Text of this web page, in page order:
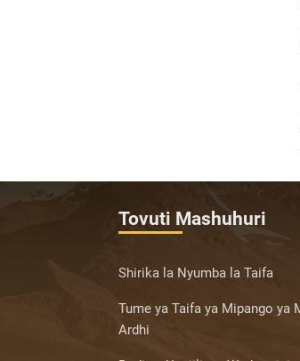
Tovuti Mashuhuri
Shirika la Nyumba la Taifa
Tume ya Taifa ya Mipango ya
Ardhi